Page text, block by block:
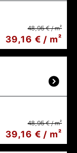
48,95 € / m²
39,16 € / m²
48,95 € / m²
39,16 € / m²